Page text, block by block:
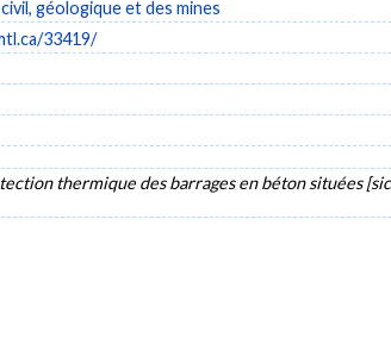
géologique et des mines
33419/
thermique des barrages en béton situées